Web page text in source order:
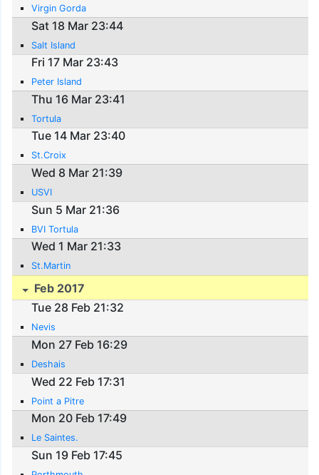
Virgin Gorda
Sat 18 Mar 23:44
Salt Island
Fri 17 Mar 23:43
Peter Island
Thu 16 Mar 23:41
Tortula
Tue 14 Mar 23:40
St.Croix
Wed 8 Mar 21:39
USVI
Sun 5 Mar 21:36
BVI Tortula
Wed 1 Mar 21:33
St.Martin
Feb 2017
Tue 28 Feb 21:32
Nevis
Mon 27 Feb 16:29
Deshais
Wed 22 Feb 17:31
Point a Pitre
Mon 20 Feb 17:49
Le Saintes.
Sun 19 Feb 17:45